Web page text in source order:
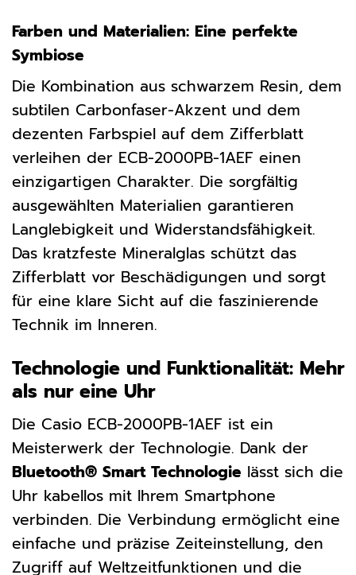
Farben und Materialien: Eine perfekte
Symbiose
Die Kombination aus schwarzem Resin, dem
subtilen Carbonfaser-Akzent und dem
dezenten Farbspiel auf dem Zifferblatt
verleihen der ECB-2000PB-1AEF einen
einzigartigen Charakter. Die sorgfältig
ausgewählten Materialien garantieren
Langlebigkeit und Widerstandsfähigkeit.
Das kratzfeste Mineralglas schützt das
Zifferblatt vor Beschädigungen und sorgt
für eine klare Sicht auf die faszinierende
Technik im Inneren.
Technologie und Funktionalität: Mehr
als nur eine Uhr
Die Casio ECB-2000PB-1AEF ist ein
Meisterwerk der Technologie. Dank der
Bluetooth® Smart Technologie lässt sich die
Uhr kabellos mit Ihrem Smartphone
verbinden. Die Verbindung ermöglicht eine
einfache und präzise Zeiteinstellung, den
Zugriff auf Weltzeitfunktionen und die